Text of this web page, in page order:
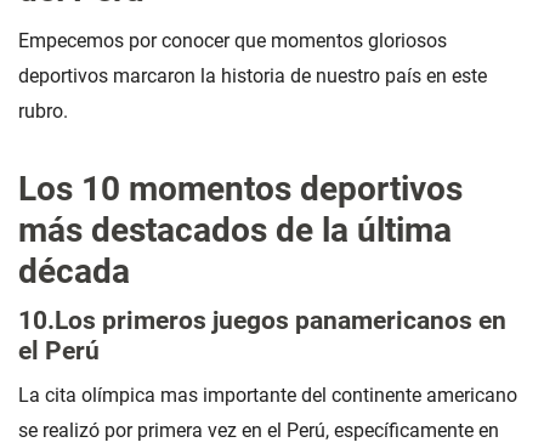
Empecemos por conocer que momentos gloriosos
deportivos marcaron la historia de nuestro país en este
rubro.
Los 10 momentos deportivos
más destacados de la última
década
10.Los primeros juegos panamericanos en
el Perú
La cita olímpica mas importante del continente americano
se realizó por primera vez en el Perú, específicamente en